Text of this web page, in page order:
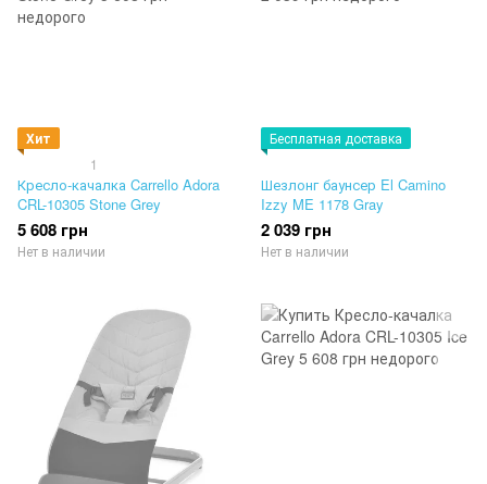
Хит
1
Кресло-качалка Carrello Adora
CRL-10305 Stone Grey
5 608 грн
Нет в наличии
Бесплатная доставка
Шезлонг баунсер El Camino
Izzy ME 1178 Gray
2 039 грн
Нет в наличии